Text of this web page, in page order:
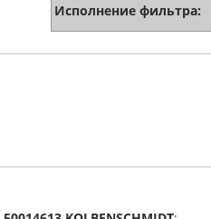
Исполнение фильтра: